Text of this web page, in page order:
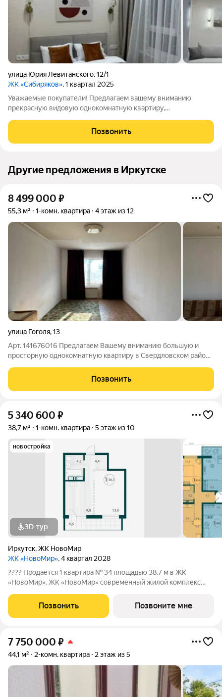
улица Юрия Левитанского,12/1
ЖК «Сибиряков», 1 квартал 2025
Уважаемые покупатели! Предлагаем вашему вниманию
прекрасную видовую однокомнатную квартиру,
жилого дома. Площадь: 39.4 кв. м. + балкон. В квартире
выполнен качественный ремонт с использованием
Позвонить
Другие предложения в Иркутске
8 499 000 ₽
55,3 м² 1-комн. квартира 4 этаж из 12
улица Гоголя,13
Арт. 141676016 Предлагаем Вашему вниманию большую и
просторную однокомнатную квартиру в Свердловском районе
расположенную на 4 этаже двенадцатиэтажного дома, по
улице Гоголя 13. СМОТРИ ВИДЕООБЗОР ЭТОГО
Позвонить
5 340 600 ₽
38,7 м² 1-комн. квартира 5 этаж из 10
новостройка
3D-тур
Иркутск,ЖК НовоМир
ЖК «НовоМир», 4 квартал 2028
???? Продаётся 1 квартира № 34 площадью 38.7 м в ЖК
«НовоМир». ЖК «НовоМир» современный жилой комплекс
застройщика ГК «ПРОФИТ» (ООО СЗ «Оникс Групп»). Почему
выбирают ЖК «НовоМир»?
Позвонить Позвоните мне
7 750 000 ₽
44,1 м² 2-комн. квартира 2 этаж из 5